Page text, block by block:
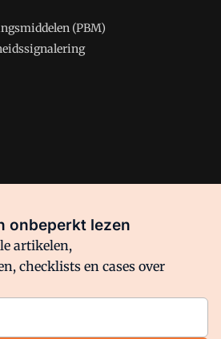
(PBM)
media. Lees inons manifestwaar
gebruik van deze site zijn de
onbeperkt lezen
artikelen,
checklists en cases over